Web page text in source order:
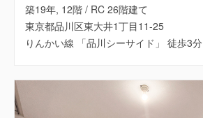
築19年, 12階 / RC 26階建て
東京都品川区東大井1丁目11-25
りんかい線 「品川シーサイド」 徒歩3分